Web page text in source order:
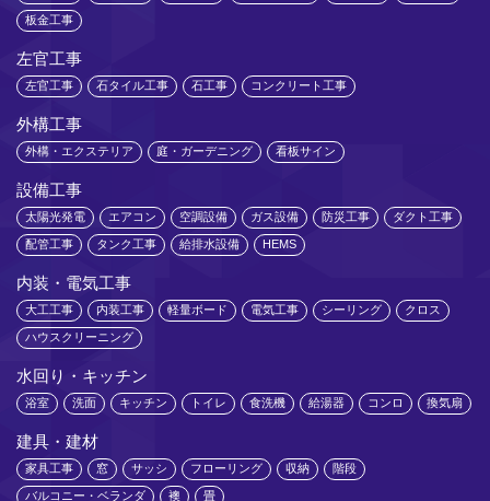
板金工事
左官工事
左官工事 石タイル工事 石工事 コンクリート工事
外構工事
外構・エクステリア 庭・ガーデニング 看板サイン
設備工事
太陽光発電 エアコン 空調設備 ガス設備 防災工事 ダクト工事
配管工事 タンク工事 給排水設備 HEMS
内装・電気工事
大工工事 内装工事 軽量ボード 電気工事 シーリング クロス
ハウスクリーニング
水回り・キッチン
浴室 洗面 キッチン トイレ 食洗機 給湯器 コンロ 換気扇
建具・建材
家具工事 窓 サッシ フローリング 収納 階段
バルコニー・ベランダ 襖 畳